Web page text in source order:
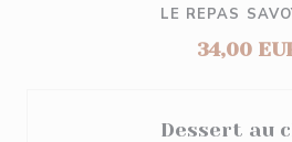
LE REPAS
34,00
Dessert au